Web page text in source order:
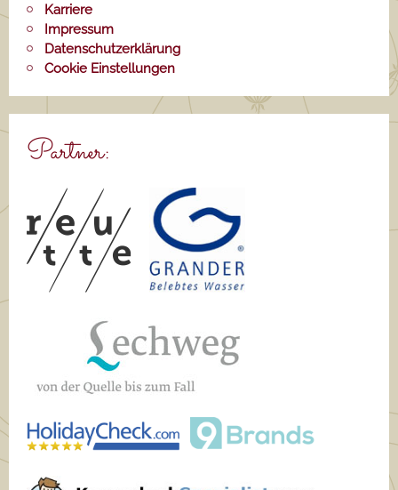
Karriere
Impressum
Datenschutzerklärung
Cookie Einstellungen
Partner: